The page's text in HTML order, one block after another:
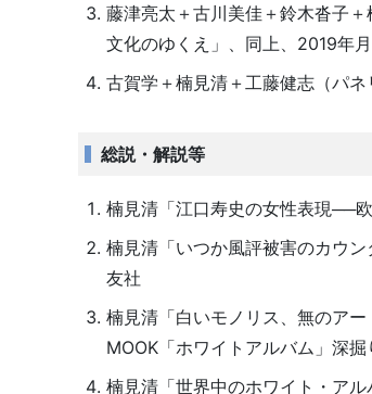
藤津亮太＋古川美佳＋鈴木沓子
文化のゆくえ」、同上、2019年
古賀学＋楠見清＋工藤健志（パ
総説・解説等
楠見清「江口寿史の女性表現──
楠見清「いつか風評被害のカウ
友社
楠見清「白いモノリス、無のア
MOOK「ホワイトアルバム」深
楠見清「世界中のホワイト・ア